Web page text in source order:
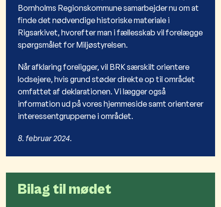
Bornholms Regionskommune samarbejder nu om at
finde det nødvendige historiske materiale i
Rigsarkivet, hvorefter man i fællesskab vil forelægge
spørgsmålet for Miljøstyrelsen.
Når afklaring foreligger, vil BRK særskilt orientere
lodsejere, hvis grund støder direkte op til området
omfattet af deklarationen. Vi lægger også
information ud på vores hjemmeside samt orienterer
interessentgrupperne i området.
8. februar 2024.
Bilag til mødet